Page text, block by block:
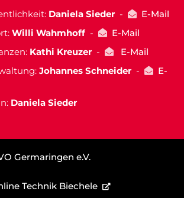
Daniela Sieder-
E-Mail
Willi Wahmhoff-
E-Mail
Kathi Kreuzer-
E-Mail
Johannes Schneider -
E-
Daniela Sieder
Germaringen e.V.
Technik Biechele